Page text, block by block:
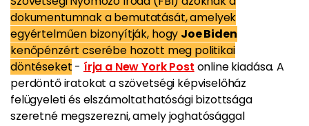
dokumentumnak a bemutatását, amelyek
egyértelműen bizonyítják, hogy Joe Biden
kenőpénzért cserébe hozott meg politikai
döntéseket - írja a New York Post online kiadása. A
perdöntő iratokat a szövetségi képviselőház
felügyeleti és elszámoltathatósági bizottsága
szeretné megszerezni, amely joghatósággal